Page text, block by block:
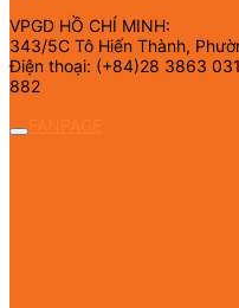
VPGD HỒ CHÍ MINH:
343/5C Tô Hiến Thành,
Điện thoại: (+84)28 3863
882